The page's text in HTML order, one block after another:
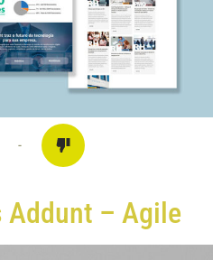
-
Addunt – Agile